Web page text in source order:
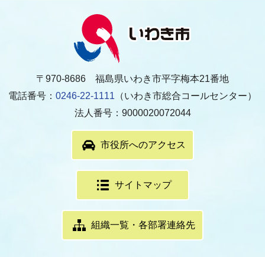
〒970-8686 福島県いわき市平字梅本21番地
電話番号： 0246-22-1111 （いわき市総合コールセンター）
法人番号：9000020072044
市役所へのアクセス
サイトマップ
組織一覧・各部署連絡先